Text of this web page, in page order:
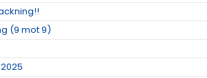
(9 mot 9)